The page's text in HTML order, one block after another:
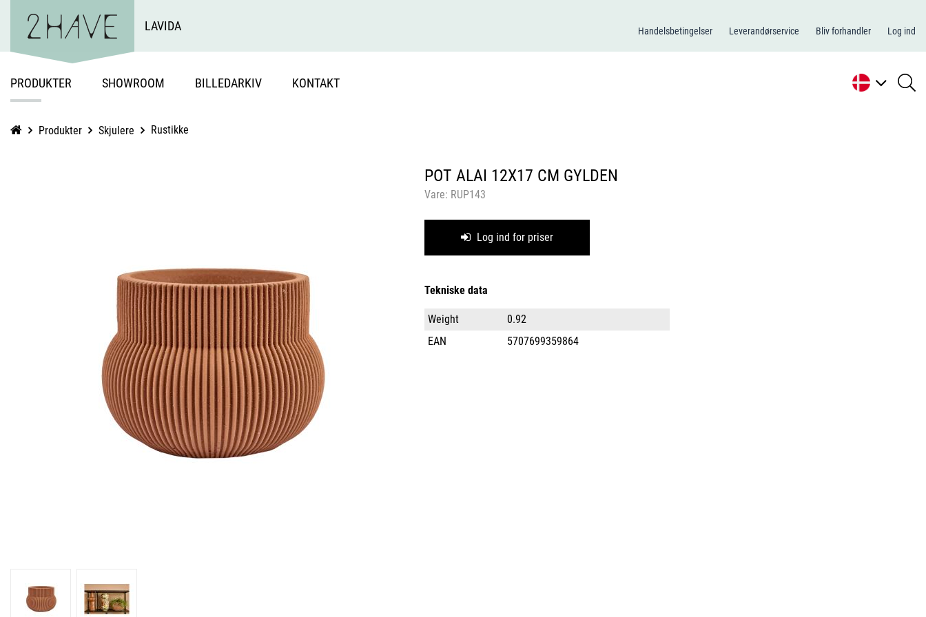
LAVIDA Handelsbetingelser Leverandørservice Bliv forhandler Log ind
PRODUKTER SHOWROOM BILLEDARKIV KONTAKT
Produkter Skjulere Rustikke
POT ALAI 12X17 CM GYLDEN
Vare: RUP143
Log ind for priser
Tekniske data
Weight
0.92
EAN
5707699359864